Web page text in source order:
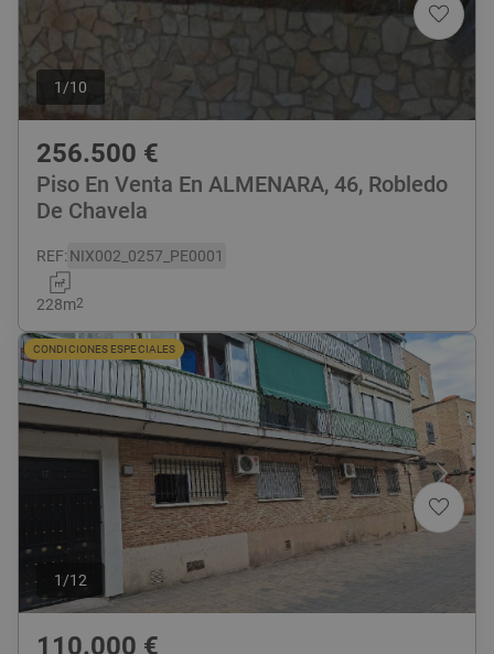
1 /10
256.500 €
Piso En Venta En ALMENARA, 46, Robledo
De Chavela
REF:NIX002_0257_PE0001
228m2
1 /12
CONDICIONES ESPECIALES
110.000 €